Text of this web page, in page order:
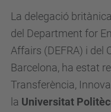
La delegació
del Department for
Affairs (DEFRA) i del
Barcelona, ha estat
Transferència,
la Universitat